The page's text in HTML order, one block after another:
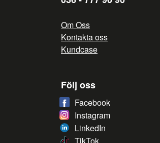
Om Oss
Kontakta oss
Kundcase
Följ oss
Facebook
Instagram
LinkedIn